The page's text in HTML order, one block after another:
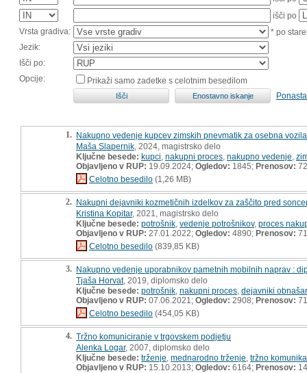
išči po
Vrsta gradiva:
* po
Jezik:
Išči po:
Opcije:
Prikaži samo zadetke s celotnim besedilom
1. Nakupno vedenje kupcev zimskih pnevmatik za osebna
Maša Slapernik , 2024, magistrsko delo
Ključne besede: kupci nakupni proces nakupno vedenje
Objavljeno v RUP: 19.09.2024; Ogledov: 1845; Prenosov: 72
Celotno besedilo (1,26 MB)
2. Nakupni dejavniki kozmetičnih izdelkov za zaščito pred
Kristina Kopitar, 2021, magistrsko delo
Ključne besede: potrošnik vedenje potrošnikov, proces
Objavljeno v RUP: 27.01.2022; Ogledov: 4890; Prenosov: 71
Celotno besedilo (839,85 KB)
3. Nakupno vedenje uporabnikov pametnih mobilnih naprav :
Tjaša Horvat, 2019, diplomsko delo
Ključne besede: potrošnik nakupni proces dejavniki
Objavljeno v RUP: 07.06.2021; Ogledov: 2908; Prenosov: 71
Celotno besedilo (454,05 KB)
4. Tržno komuniciranje v trgovskem podjetju
Alenka Logar, 2007, diplomsko delo
Ključne besede: trženje mednarodno trženje tržno
Objavljeno v RUP: 15.10.2013; Ogledov: 6164; Prenosov: